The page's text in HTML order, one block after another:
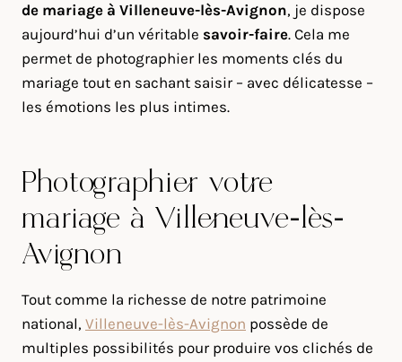
de mariage à Villeneuve-lès-Avignon, je dispose
aujourd’hui d’un véritable savoir-faire. Cela me
permet de photographier les moments clés du
mariage tout en sachant saisir – avec délicatesse –
les émotions les plus intimes.
Photographier votre
mariage à Villeneuve-lès-
Avignon
Tout comme la richesse de notre patrimoine
national, Villeneuve-lès-Avignon possède de
multiples possibilités pour produire vos clichés de